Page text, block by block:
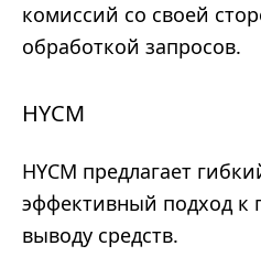
комиссий со своей
обработкой запросов.
HYCM
HYCM предлагает
эффективный подход к
выводу средств.